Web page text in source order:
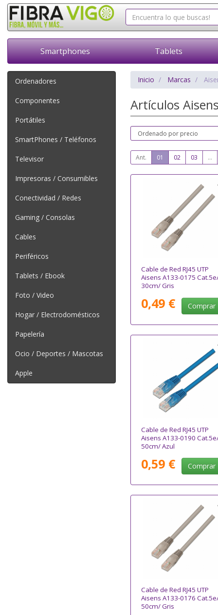
Smartphones Tablets
Ordenadores
Componentes
Portátiles
SmartPhones / Teléfonos
Televisor
Impresoras / Consumibles
Conectividad / Redes
Gaming / Consolas
Cables
Periféricos
Tablets / Ebook
Foto / Video
Hogar / Electrodomésticos
Papelería
Ocio / Deportes / Mascotas
Apple
Inicio Marcas
Artículos
Ant. 01 02 03 ...
Cable de Red RJ45 UTP
Aisens A133-0175
30cm/ Gris
0,49 € Comprar
Cable de Red RJ45 UTP
Aisens A133-0190
50cm/ Azul
0,59 € Comprar
Cable de Red RJ45 UTP
Aisens A133-0176
50cm/ Gris